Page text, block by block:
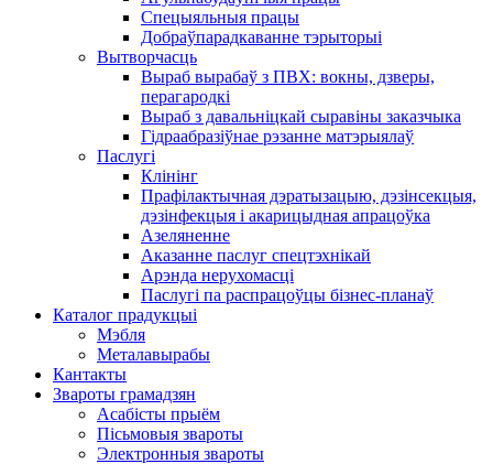
Спецыяльныя працы
Добраўпарадкаванне тэрыторыі
Вытворчасць
Выраб вырабаў з ПВХ: вокны, дзверы,
перагародкі
Выраб з давальніцкай сыравіны заказчыка
Гідраабразіўнае рэзанне матэрыялаў
Паслугі
Клінінг
Прафілактычная дэратызацыю, дэзiнсекцыя,
дэзінфекцыя і акарицыдная апрацоўка
Азеляненне
Аказанне паслуг спецтэхнікай
Арэнда нерухомасці
Паслугі па распрацоўцы бізнес-планаў
Каталог прадукцыі
Мэбля
Металавырабы
Кантакты
Звароты грамадзян
Асабісты прыём
Пісьмовыя звароты
Электронныя звароты